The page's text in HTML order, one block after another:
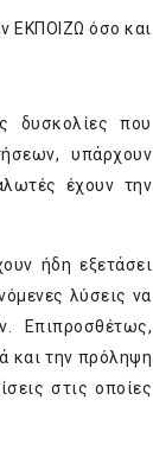
ΕΚΠΟΙΖΩ όσο και
δυσκολίες που
υπάρχουν
έχουν την
ήδη εξετάσει
λύσεις να
Επιπροσθέτως,
και την πρόληψη
στις οποίες